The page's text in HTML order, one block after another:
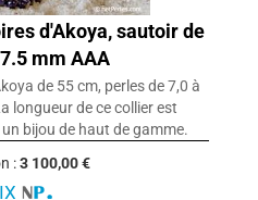
d'Akoya, sautoir de
mm AAA
de 55 cm, perles de 7,0 à
longueur de ce collier est
bijou de haut de gamme.
:3 100,00 €